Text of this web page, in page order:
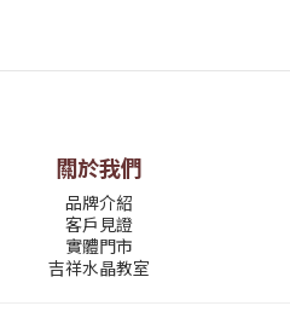
關於我們
品牌介紹
客戶見證
實體門市
吉祥水晶教室